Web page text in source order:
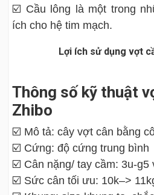
☑️ Cầu lông là một trong
ích cho hệ tim mạch.
Lợi ích sử dụng vợt
Thông số kỹ thuật
Zhibo
☑️ Mô tả: cây vợt cân bằng
☑️ Cứng: độ cứng trung bình
☑️ Cân nặng/ tay cầm: 3u-g5
☑️ Sức cân tối ưu: 10k–>